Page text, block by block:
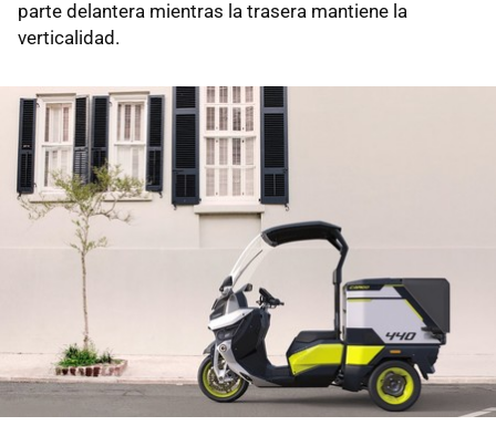
parte delantera mientras la trasera mantiene la
verticalidad.